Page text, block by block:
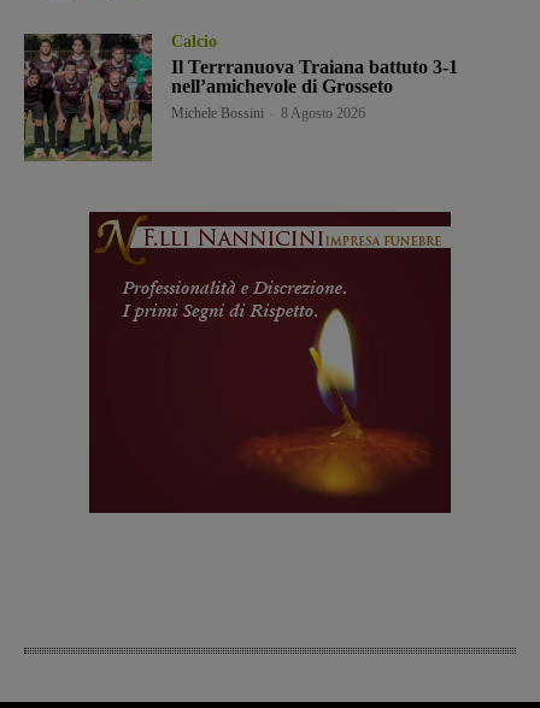
Calcio
Il Terrranuova Traiana battuto 3-1
nell’amichevole di Grosseto
Michele Bossini 8 Agosto 2026